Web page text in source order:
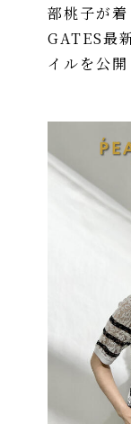
部桃子が
GATES最
イルを公開